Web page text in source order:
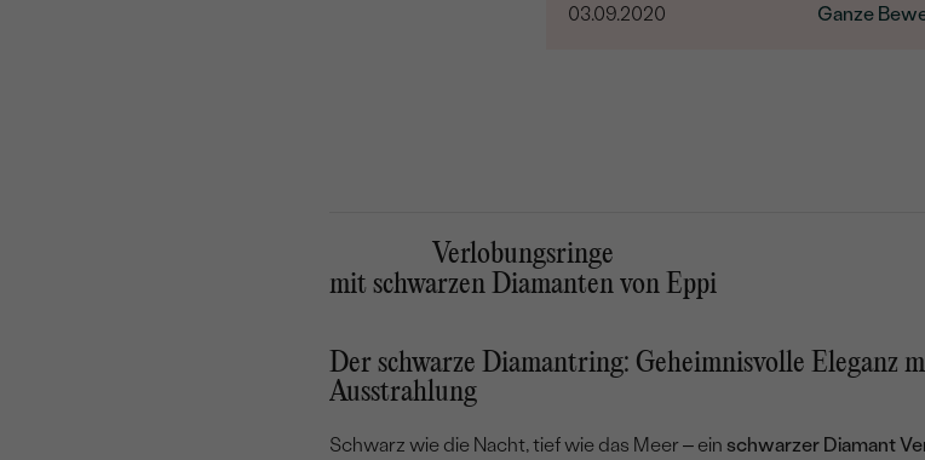
03.09.2020
Ganze
Verlobungsringe
mit schwarzen Diamanten von Eppi
Der schwarze Diamantring: Geheimnisvolle Eleganz
Ausstrahlung
Schwarz wie die Nacht, tief wie das Meer – ein schwarzer Diamant